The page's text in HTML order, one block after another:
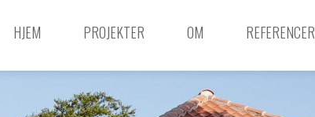
HJEM PROJEKTER OM REFERENCER